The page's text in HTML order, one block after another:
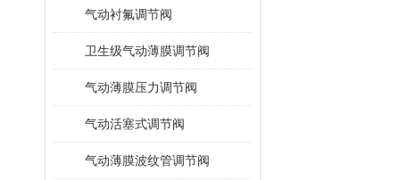
气动衬氟调节阀
卫生级气动薄膜调节阀
气动薄膜压力调节阀
气动活塞式调节阀
气动薄膜波纹管调节阀